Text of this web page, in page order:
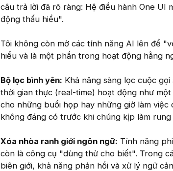
câu trả lời đã rõ ràng: Hệ điều hành One UI
động thấu hiểu".
Tôi không còn mở các tính năng AI lên để
hiểu và là một phần trong hoạt động hằng
Bộ lọc bình yên: Khả năng sàng lọc cuộc
thời gian thực (real-time) hoạt động như
cho những buổi họp hay những giờ làm
không đáng có trước khi chúng kịp làm rung
Xóa nhòa ranh giới ngôn ngữ: Tính năng
còn là công cụ "dùng thử cho biết". Trong
biên giới, khả năng phản hồi và xử lý ngữ